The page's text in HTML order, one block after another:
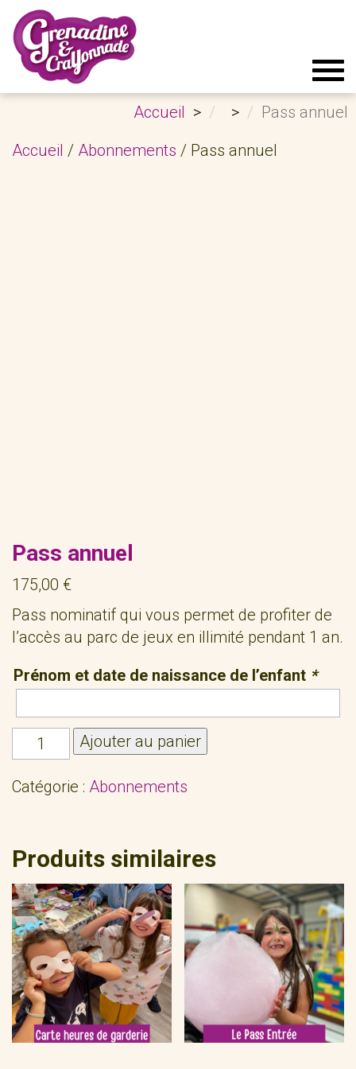
Accueil
Pass annuel
Accueil / Abonnements / Pass annuel
Pass annuel
175,00 €
Pass nominatif qui vous permet de profiter de
l’accès au parc de jeux en illimité pendant 1 an.
Prénom et date de naissance de l’enfant *
quantité
de
Pass
Ajouter au panier
Catégorie : Abonnements
Produits similaires